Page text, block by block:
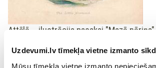
Uzdevumi.lv tīmekļa vietne izmanto
Mūsu tīmekļa vietne izmanto
Attēlā ilustrācija pasakai "Mazā nāriņa"
Nāra ir skaista sieviete ar zivs asti, gariem,